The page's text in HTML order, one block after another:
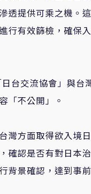
透提供可乘之機。
行有效篩檢，確保
台交流協會」與台
「不公開」。
灣方面取得欲入境
確認是否有對日本
背景確認，達到事